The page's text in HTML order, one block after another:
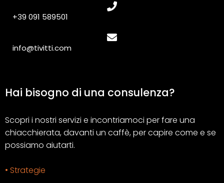
+39 091 589501
info@tivitti.com
Hai bisogno di una consulenza?
Scopri i nostri servizi e incontriamoci per fare una
chiacchierata, davanti un caffè, per capire come e se
possiamo aiutarti.
• Strategie